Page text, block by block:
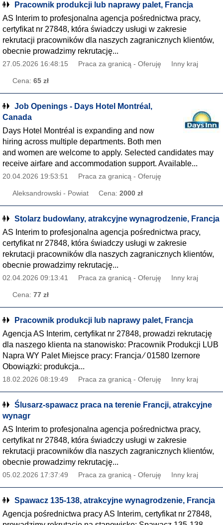
Pracownik produkcji lub naprawy palet, Francja
AS Interim to profesjonalna agencja pośrednictwa pracy,
certyfikat nr 27848, która świadczy usługi w zakresie
rekrutacji pracowników dla naszych zagranicznych klientów,
obecnie prowadzimy rekrutację...
27.05.2026 16:48:15 Praca za granicą - Oferuję Inny kraj
Cena: 65 zł
Job Openings - Days Hotel Montréal,
Canada
Days Hotel Montréal is expanding and now
hiring across multiple departments. Both men
and women are welcome to apply. Selected candidates may
receive airfare and accommodation support. Available...
20.04.2026 19:53:51 Praca za granicą - Oferuję
Aleksandrowski - Powiat Cena: 2000 zł
Stolarz budowlany, atrakcyjne wynagrodzenie, Francja
AS Interim to profesjonalna agencja pośrednictwa pracy,
certyfikat nr 27848, która świadczy usługi w zakresie
rekrutacji pracowników dla naszych zagranicznych klientów,
obecnie prowadzimy rekrutację...
02.04.2026 09:13:41 Praca za granicą - Oferuję Inny kraj
Cena: 77 zł
Pracownik produkcji lub naprawy palet, Francja
Agencja AS Interim, certyfikat nr 27848, prowadzi rekrutację
dla naszego klienta na stanowisko: Pracownik Produkcji LUB
Napra WY Palet Miejsce pracy: Francja ∕ 01580 Izernore
Obowiązki: produkcja...
18.02.2026 08:19:49 Praca za granicą - Oferuję Inny kraj
Ślusarz-spawacz praca na terenie Francji, atrakcyjne
wynagr
AS Interim to profesjonalna agencja pośrednictwa pracy,
certyfikat nr 27848, która świadczy usługi w zakresie
rekrutacji pracowników dla naszych zagranicznych klientów,
obecnie prowadzimy rekrutację...
05.02.2026 17:37:49 Praca za granicą - Oferuję Inny kraj
Spawacz 135-138, atrakcyjne wynagrodzenie, Francja
Agencja pośrednictwa pracy AS Interim, certyfikat nr 27848,